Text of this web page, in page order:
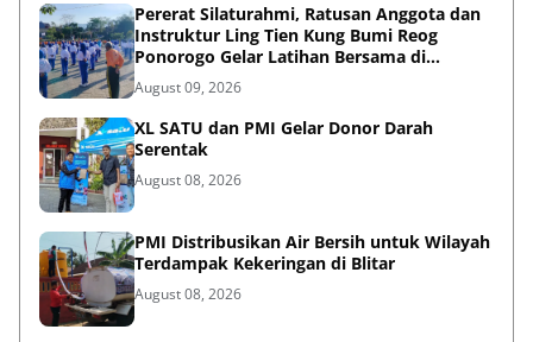
Pererat Silaturahmi, Ratusan Anggota dan
Instruktur Ling Tien Kung Bumi Reog
Ponorogo Gelar Latihan Bersama di
Embung Pakel
August 09, 2026
XL SATU dan PMI Gelar Donor Darah
Serentak
August 08, 2026
PMI Distribusikan Air Bersih untuk Wilayah
Terdampak Kekeringan di Blitar
August 08, 2026